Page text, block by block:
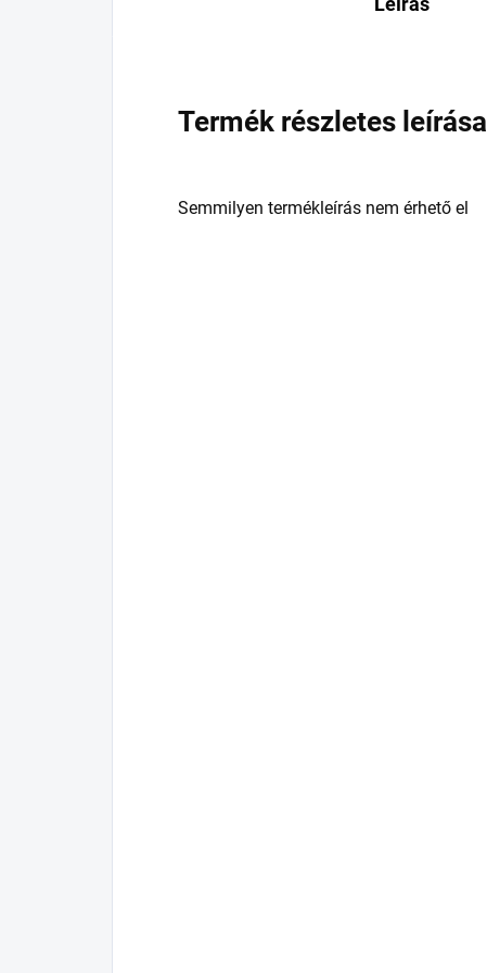
Termék részletes leírása
Semmilyen termékleírás nem érhető el